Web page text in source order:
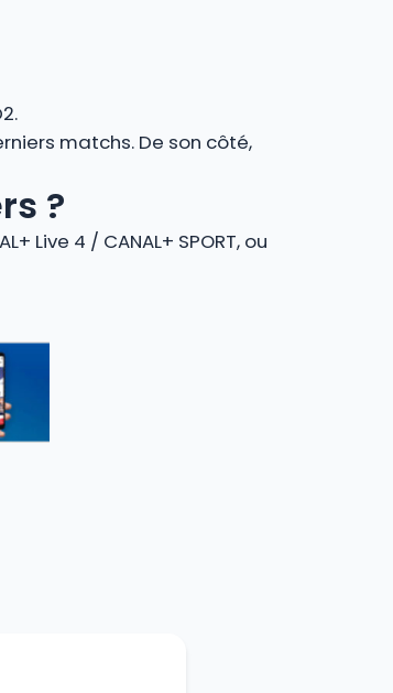
matchs. De son côté,
?
Live 4 / CANAL+ SPORT, ou